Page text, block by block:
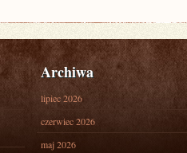
Archiwa
lipiec 2026
czerwiec 2026
maj 2026